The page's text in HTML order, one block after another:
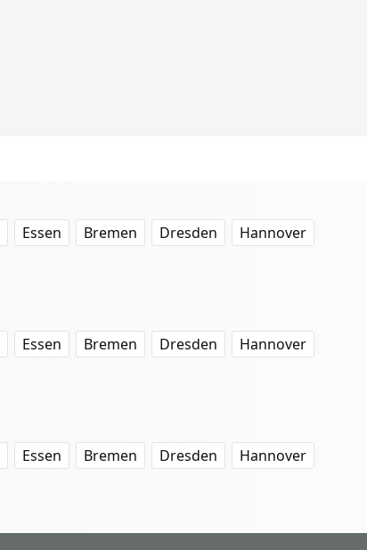
Essen Bremen Dresden
Hannover
Essen Bremen Dresden
Hannover
Essen Bremen Dresden
Hannover